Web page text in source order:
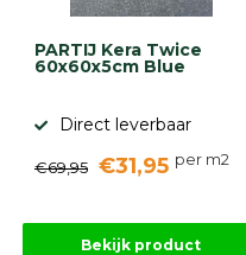
PARTIJ Kera Twice
60x60x5cm Blue
Direct leverbaar
€69,95 €31,95 per m2
Bekijk product